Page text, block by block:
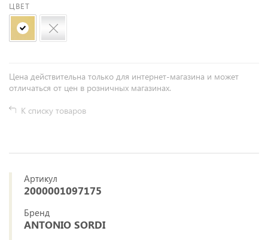
ЦВЕТ
Цена действительна только для интернет-магазина и может
отличаться от цен в розничных магазинах.
К списку товаров
Артикул
2000001097175
Бренд
ANTONIO SORDI